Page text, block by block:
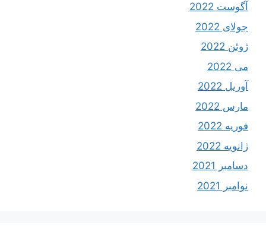
آگوست 2022
جولای 2022
ژوئن 2022
می 2022
آوریل 2022
مارس 2022
فوریه 2022
ژانویه 2022
دسامبر 2021
نوامبر 2021